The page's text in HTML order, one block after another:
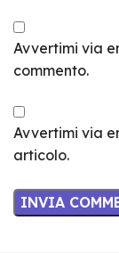
Avvertimi via
commento.
Avvertimi via
articolo.